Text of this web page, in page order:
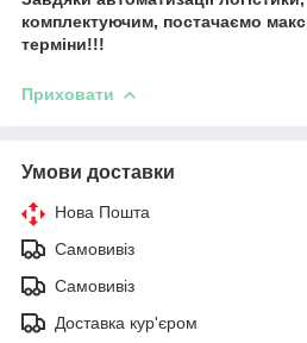
комплектуючим, постачаємо
терміни!!!
Приховати
Умови доставки
Нова Пошта
Самовивіз
Самовивіз
Доставка кур'єром